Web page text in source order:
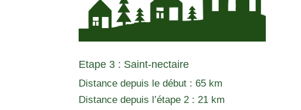
Etape 3 : Saint-nectaire
Distance depuis le début : 65 km
Distance depuis l’étape 2 : 21 km